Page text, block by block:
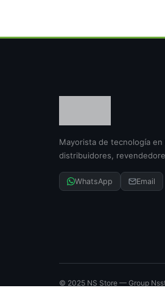
Mayorista de tecnología
distribuidores,
WhatsApp Email
© 2025 NS Store — Group